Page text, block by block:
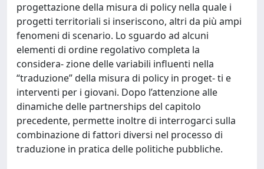
progettazione della misura di policy nella quale i
progetti territoriali si inseriscono, altri da più ampi
fenomeni di scenario. Lo sguardo ad alcuni
elementi di ordine regolativo completa la
considera- zione delle variabili influenti nella
“traduzione” della misura di policy in proget- ti e
interventi per i giovani. Dopo l’attenzione alle
dinamiche delle partnerships del capitolo
precedente, permette inoltre di interrogarci sulla
combinazione di fattori diversi nel processo di
traduzione in pratica delle politiche pubbliche.